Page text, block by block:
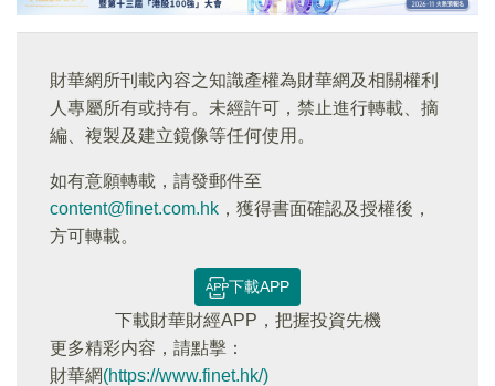
財華網所刊載內容之知識產權為財華網及相關權利
人專屬所有或持有。未經許可，禁止進行轉載、摘
編、複製及建立鏡像等任何使用。
如有意願轉載，請發郵件至
content@finet.com.hk ，獲得書面確認及授權後，
方可轉載。
下載APP
下載財華財經APP，把握投資先機
更多精彩内容，請點擊：
財華網(https://www.finet.hk/)